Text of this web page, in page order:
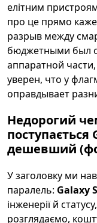
елітним
про це прямо каже
разрыв между
бюджетными был
аппаратной
уверен, что у
оправдывает
Недорогий
поступається
дешевший
У заголовку ми
паралель: Galaxy
інженерії й
розглядаємо,